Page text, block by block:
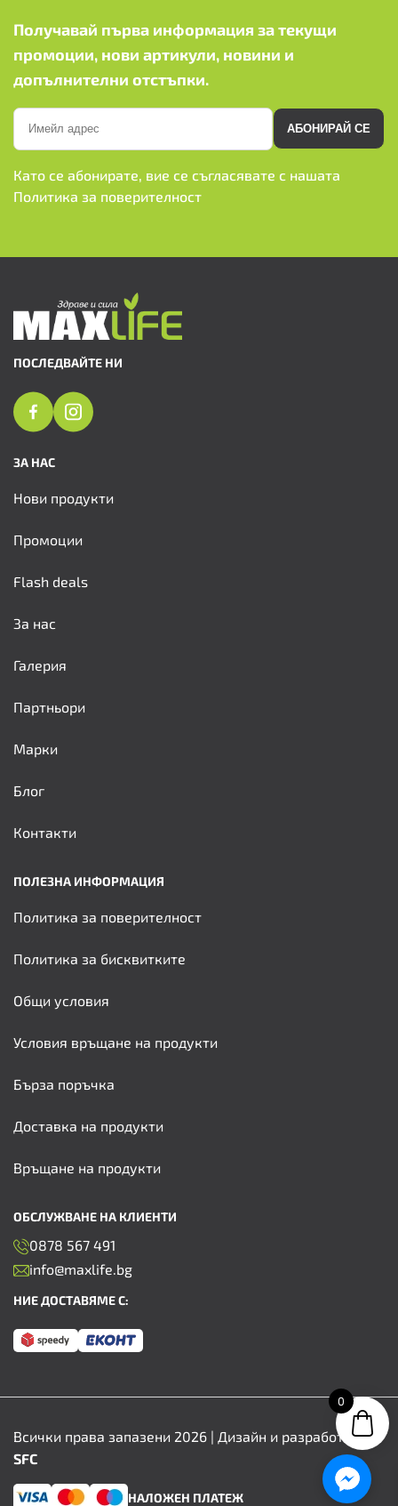
Получавай първа информация за текущи
промоции, нови артикули, новини и
допълнителни отстъпки.
АБОНИРАЙ СЕ
Като се абонирате, вие се съгласявате с нашата
Политика за поверителност
ПОСЛЕДВАЙТЕ НИ
ЗА НАС
Нови продукти
Промоции
Flash deals
За нас
Галерия
Партньори
Марки
Блог
Контакти
ПОЛЕЗНА ИНФОРМАЦИЯ
Политика за поверителност
Политика за бисквитките
Общи условия
Условия връщане на продукти
Бърза поръчка
Доставка на продукти
Връщане на продукти
ОБСЛУЖВАНЕ НА КЛИЕНТИ
0878 567 491
info@maxlife.bg
НИЕ ДОСТАВЯМЕ С:
Всички права запазени 2026 | Дизайн и разработка от
SFC
НАЛОЖЕН ПЛАТЕЖ
0